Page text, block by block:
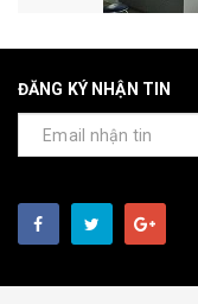
ĐĂNG KÝ NHẬN TIN